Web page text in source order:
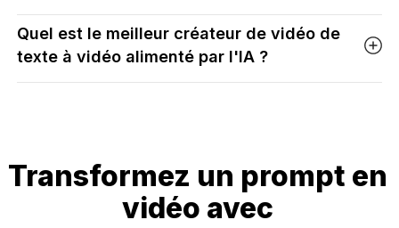
Quel est le meilleur créateur de vidéo de
texte à vidéo alimenté par l'IA ?
Transformez un prompt en
vidéo avec